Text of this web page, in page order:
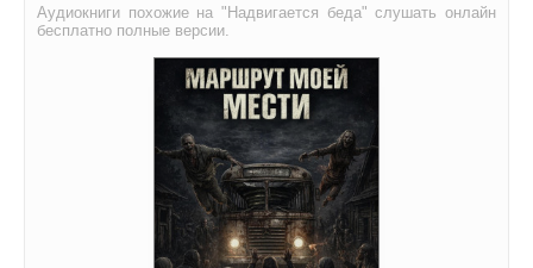
Надвигается беда 36
Надвигается беда 37
Надвигается беда 39
Надвигается беда 40
Надвигается беда 41
Надвигается беда 42
Аудиокниги похожие на "Надвигается беда" слушать онлайн
бесплатно полные версии.